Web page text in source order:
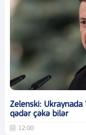
Zelenski:
qədər çəkə bilər
12:00